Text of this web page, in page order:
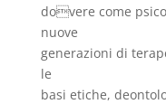
dovere come
nuove
generazioni di
le
basi etiche,